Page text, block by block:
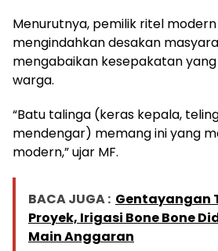
Menurutnya, pemilik ritel
mengindahkan desakan
mengabaikan kesepakatan
warga.
“Batu talinga (keras kepala,
mendengar) memang ini yang
modern,” ujar MF.
BACA JUGA : Gentayangan
Proyek, Irigasi Bone Bone
Main Anggaran